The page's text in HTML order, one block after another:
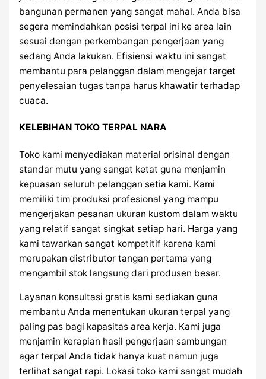
bangunan permanen yang sangat mahal. Anda bisa
segera memindahkan posisi terpal ini ke area lain
sesuai dengan perkembangan pengerjaan yang
sedang Anda lakukan. Efisiensi waktu ini sangat
membantu para pelanggan dalam mengejar target
penyelesaian tugas tanpa harus khawatir terhadap
cuaca.
KELEBIHAN TOKO TERPAL NARA
Toko kami menyediakan material orisinal dengan
standar mutu yang sangat ketat guna menjamin
kepuasan seluruh pelanggan setia kami. Kami
memiliki tim produksi profesional yang mampu
mengerjakan pesanan ukuran kustom dalam waktu
yang relatif sangat singkat setiap hari. Harga yang
kami tawarkan sangat kompetitif karena kami
merupakan distributor tangan pertama yang
mengambil stok langsung dari produsen besar.
Layanan konsultasi gratis kami sediakan guna
membantu Anda menentukan ukuran terpal yang
paling pas bagi kapasitas area kerja. Kami juga
menjamin kerapian hasil pengerjaan sambungan
agar terpal Anda tidak hanya kuat namun juga
terlihat sangat rapi. Lokasi toko kami sangat mudah